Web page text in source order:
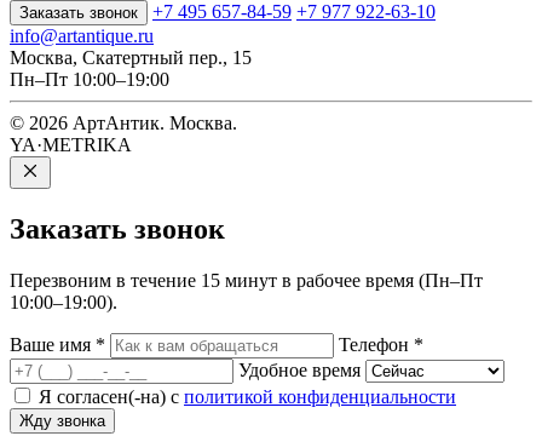
Заказать звонок +7 495 657-84-59 +7 977 922-63-10
info@artantique.ru
Москва, Скатертный пер., 15
Пн–Пт 10:00–19:00
© 2026 АртАнтик. Москва.
YA·METRIKA
Заказать звонок
Перезвоним в течение 15 минут в рабочее время (Пн–Пт
10:00–19:00).
Ваше имя * Телефон *
Удобное время
Я согласен(-на) с политикой конфиденциальности
Жду звонка